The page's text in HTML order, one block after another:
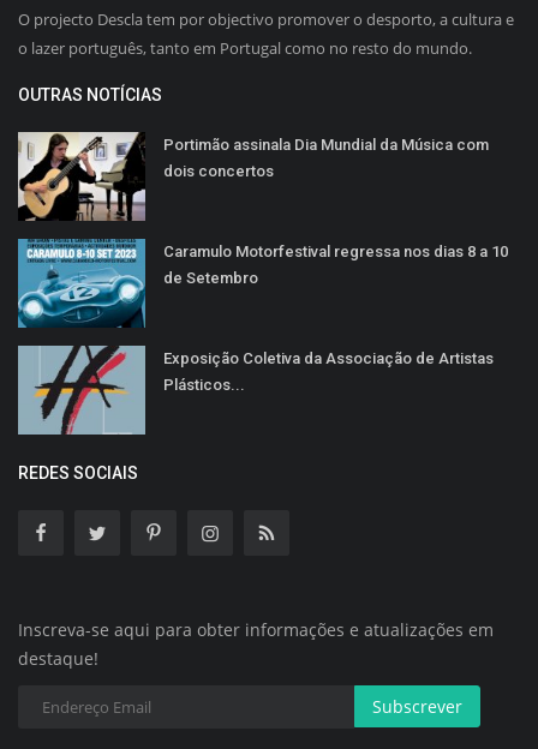
O projecto Descla tem por objectivo promover o desporto, a cultura e
o lazer português, tanto em Portugal como no resto do mundo.
OUTRAS NOTÍCIAS
Portimão assinala Dia Mundial da Música com
dois concertos
Caramulo Motorfestival regressa nos dias 8 a 10
de Setembro
Exposição Coletiva da Associação de Artistas
Plásticos...
REDES SOCIAIS
Inscreva-se aqui para obter informações e atualizações em
destaque!
Subscrever